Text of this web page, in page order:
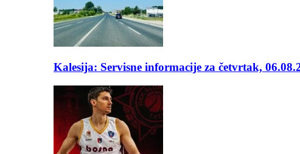
Kalesija: Servisne informacije za četvrtak,